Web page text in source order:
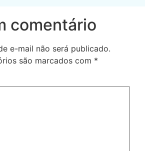
comentário
e-mail não será publicado.
são marcados com *